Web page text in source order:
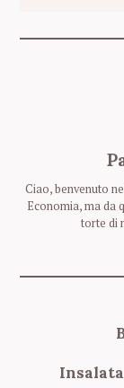
z
Ciao, benvenuto
Economia, ma da
torte di